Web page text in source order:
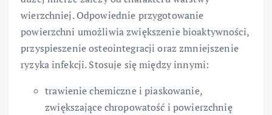
wierzchniej. Odpowiednie przygotowanie
powierzchni umożliwia zwiększenie bioaktywności,
przyspieszenie osteointegracji oraz zmniejszenie
ryzyka infekcji. Stosuje się między innymi:
trawienie chemiczne i piaskowanie,
zwiększające chropowatość i powierzchnię